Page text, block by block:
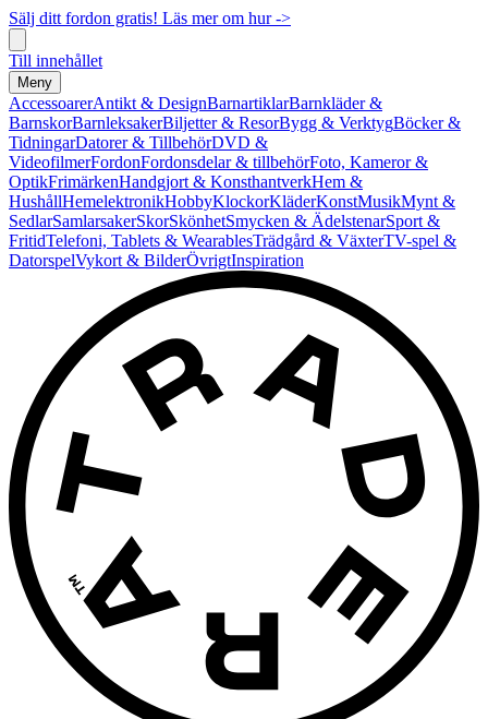
Sälj ditt fordon gratis! Läs mer om hur ->
Till innehållet
Meny
AccessoarerAntikt & DesignBarnartiklarBarnkläder &
BarnskorBarnleksakerBiljetter & ResorBygg & VerktygBöcker &
TidningarDatorer & TillbehörDVD &
VideofilmerFordonFordonsdelar & tillbehörFoto, Kameror &
OptikFrimärkenHandgjort & KonsthantverkHem &
HushållHemelektronikHobbyKlockorKläderKonstMusikMynt &
SedlarSamlarsakerSkorSkönhetSmycken & ÄdelstenarSport &
FritidTelefoni, Tablets & WearablesTrädgård & VäxterTV-spel &
DatorspelVykort & BilderÖvrigtInspiration